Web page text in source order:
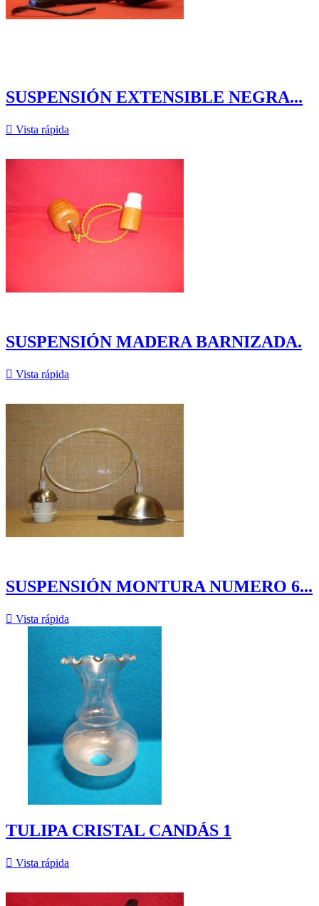
SUSPENSIÓN EXTENSIBLE NEGRA...
 Vista rápida
SUSPENSIÓN MADERA BARNIZADA.
 Vista rápida
SUSPENSIÓN MONTURA NUMERO 6...
 Vista rápida
TULIPA CRISTAL CANDÁS 1
 Vista rápida